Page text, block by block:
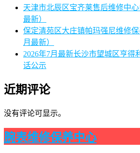
天津市北辰区宝齐莱售后维修中心
最新）
保定清苑区大庄镇帕玛强尼维修
月最新）
2026年7月最新长沙市望城区亨得
话公示
近期评论
没有评论可显示。
腕表维修保养中心